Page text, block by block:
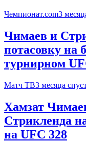
Чемпионат.com3
Чимаев и
потасовку на
турнирном
Матч ТВ3 месяца
Хамзат
Стрикленда
на UFC 328